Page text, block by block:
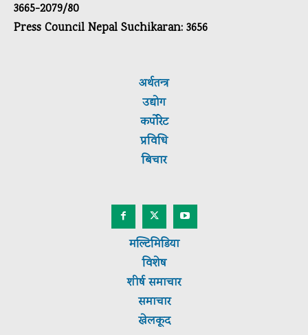
3665-2079/80
Press Council Nepal Suchikaran: 3656
अर्थतन्त्र
उद्योग
कर्पाेरेट
प्रविधि
बिचार
मल्टिमिडिया
विशेष
शीर्षसमाचार
समाचार
खेलकूद